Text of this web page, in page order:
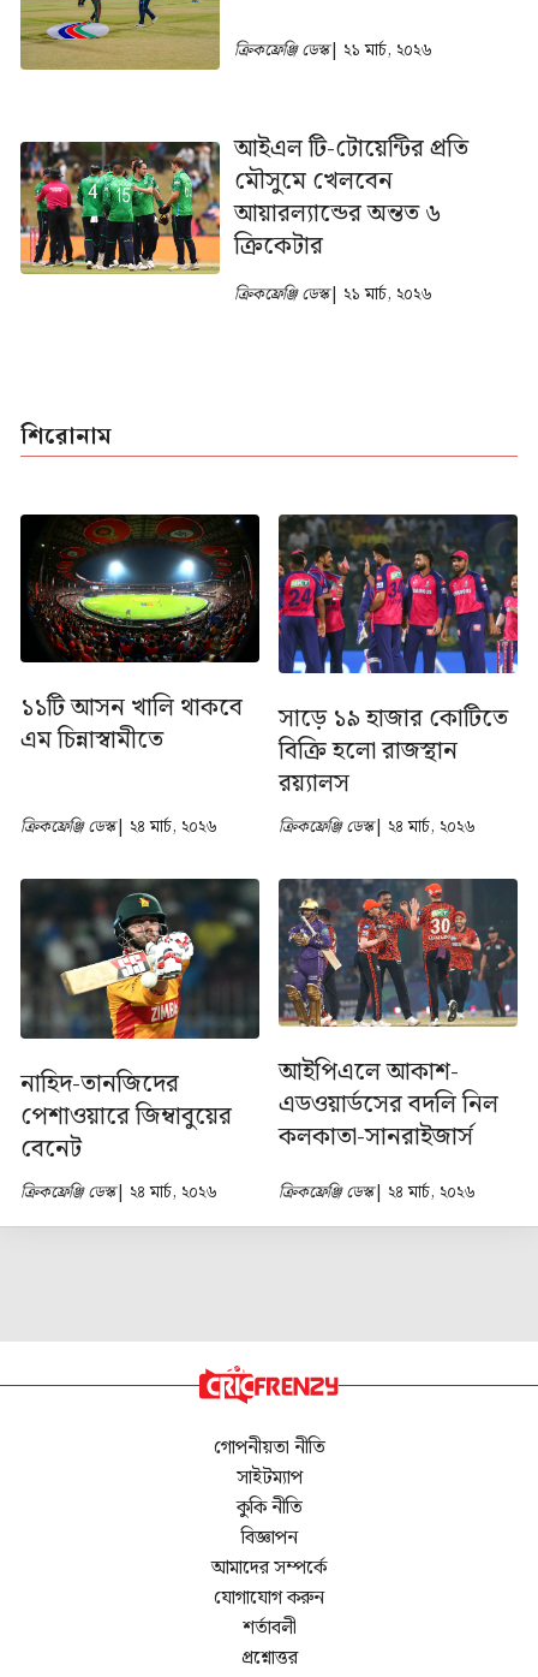
ক্রিকফ্রেঞ্জি ডেস্ক| ২১ মার্চ, ২০২৬
আইএল টি-টোয়েন্টির প্রতি
মৌসুমে খেলবেন
আয়ারল্যান্ডের অন্তত ৬
ক্রিকেটার
ক্রিকফ্রেঞ্জি ডেস্ক| ২১ মার্চ, ২০২৬
শিরোনাম
১১টি আসন খালি থাকবে
এম চিন্নাস্বামীতে
ক্রিকফ্রেঞ্জি ডেস্ক| ২৪ মার্চ, ২০২৬
সাড়ে ১৯ হাজার কোটিতে
বিক্রি হলো রাজস্থান
রয়্যালস
ক্রিকফ্রেঞ্জি ডেস্ক| ২৪ মার্চ, ২০২৬
নাহিদ-তানজিদের
পেশাওয়ারে জিম্বাবুয়ের
বেনেট
ক্রিকফ্রেঞ্জি ডেস্ক| ২৪ মার্চ, ২০২৬
আইপিএলে আকাশ-
এডওয়ার্ডসের বদলি নিল
কলকাতা-সানরাইজার্স
ক্রিকফ্রেঞ্জি ডেস্ক| ২৪ মার্চ, ২০২৬
গোপনীয়তা নীতি
সাইটম্যাপ
কুকি নীতি
বিজ্ঞাপন
আমাদের সম্পর্কে
যোগাযোগ করুন
শর্তাবলী
প্রশ্নোত্তর